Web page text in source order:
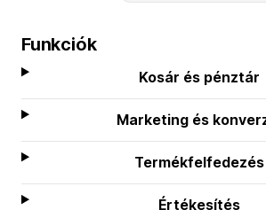
Funkciók
Kosár és pénztár
Marketing és
Termékfelfedezés
Értékesítés